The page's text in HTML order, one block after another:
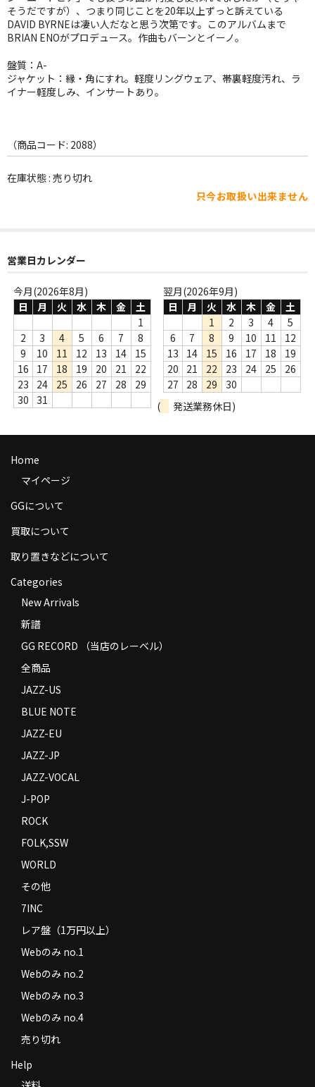
JAZZ-VOCAL
ROCK
WORLD
その他
Webのみ no.1
Webのみ no.2
Webのみ no.4
売り切れ
Help
送料
商品の発送
返品
コンディション
Privacy Policy
特定商取引法に基づく表示
Contact
そうだですが）、つまり同じことを20年以上ずっと訴えている
DAVID BYRNEは凄い人だなと思う次第です。このアルバムまで
BRIAN ENOがプロデュース。作曲もバーンとイーノ。
盤質：A-
ジャケット：縁・角にすれ。軽度リングウェア、帯裏軽度汚れ、ラ
イナー軽度しみ、インサートあり。
（商品コード: 2088）
在庫状態 : 売り切れ
只今お取扱い出来ません
営業日カレンダー
今月(2026年8月)
日
月 火 水 木 金
土
1
2
3 4 5 6 7
8
9
10 11 12 13 14
15
16
17 18 19 20 21
22
23
24 25 26 27 28
29
30
31
翌月(2026年9月)
日
月 火 水 木 金
土
1
2 3 4
5
6
7 8 9 10 11
12
13
14 15 16 17 18
19
20
21 22 23 24 25
26
27
28 29
30
(
発送業務休日)
Home
マイページ
GGについて
買取について
取り置きなどについて
Categories
New Arrivals
新譜
GG RECORD （当店のレーベル）
全商品
JAZZ-US
BLUE NOTE
JAZZ-EU
JAZZ-JP
JAZZ-VOCAL
J-POP
ROCK
FOLK,SSW
WORLD
その他
7INC
レア盤（1万円以上）
Webのみ no.1
Webのみ no.2
Webのみ no.3
Webのみ no.4
売り切れ
Help